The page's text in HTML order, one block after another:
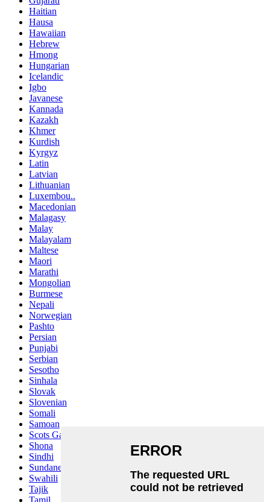
Haitian
Hausa
Hawaiian
Hebrew
Hmong
Hungarian
Icelandic
Igbo
Javanese
Kannada
Kazakh
Khmer
Kurdish
Kyrgyz
Latin
Latvian
Lithuanian
Luxembou..
Macedonian
Malagasy
Malay
Malayalam
Maltese
Maori
Marathi
Mongolian
Burmese
Nepali
Norwegian
Pashto
Persian
Punjabi
Serbian
Sesotho
Sinhala
Slovak
Slovenian
Somali
Samoan
Scots Gaelic
Shona
Sindhi
Sundanese
Swahili
Tajik
Tamil